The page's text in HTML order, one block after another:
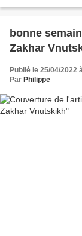
bonne semaine ! gentillesse du jour
Zakhar
Publié le 25/04/2022
Par Philippe